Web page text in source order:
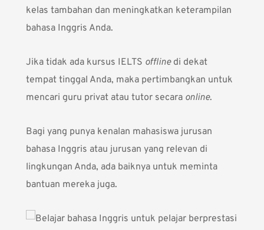
kelas tambahan dan meningkatkan keterampilan
bahasa Inggris Anda.
Jika tidak ada kursus IELTS offlinedi dekat
tempat tinggal Anda, maka pertimbangkan untuk
mencari guru privat atau tutor secara online.
Bagi yang punya kenalan mahasiswa jurusan
bahasa Inggris atau jurusan yang relevan di
lingkungan Anda, ada baiknya untuk meminta
bantuan mereka juga.